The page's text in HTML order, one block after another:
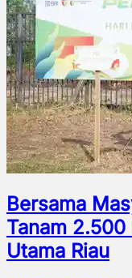
Bersama
Tanam
Utama Riau